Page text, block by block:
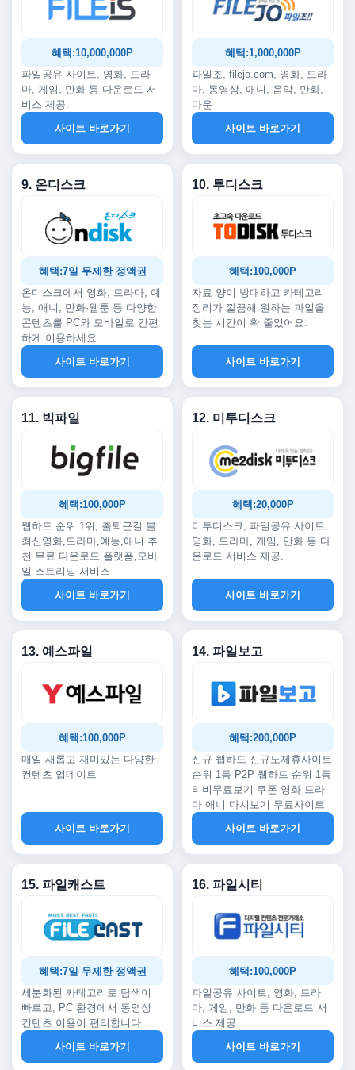
혜택:10,000,000P
파일공유 사이트, 영화, 드라
마, 게임, 만화 등 다운로드 서
비스 제공.
사이트 바로가기
혜택:1,000,000P
파일조, filejo.com, 영화, 드라
마, 동영상, 애니, 음악, 만화,
다운
사이트 바로가기
9. 온디스크
혜택:7일 무제한 정액권
온디스크에서 영화, 드라마, 예
능, 애니, 만화·웹툰 등 다양한
콘텐츠를 PC와 모바일로 간편
하게 이용하세요.
사이트 바로가기
10. 투디스크
혜택:100,000P
자료 양이 방대하고 카테고리
정리가 깔끔해 원하는 파일을
찾는 시간이 확 줄었어요.
사이트 바로가기
11. 빅파일
혜택:100,000P
웹하드 순위 1위, 출퇴근길 볼
최신영화,드라마,예능,애니 추
천 무료 다운로드 플랫폼,모바
일 스트리밍 서비스
사이트 바로가기
12. 미투디스크
혜택:20,000P
미투디스크, 파일공유 사이트,
영화, 드라마, 게임, 만화 등 다
운로드 서비스 제공.
사이트 바로가기
13. 예스파일
혜택:100,000P
매일 새롭고 재미있는 다양한
컨텐츠 업데이트
사이트 바로가기
14. 파일보고
혜택:200,000P
신규 웹하드 신규노제휴사이트
순위 1등 P2P 웹하드 순위 1등
티비무료보기 쿠폰 영화 드라
마 애니 다시보기 무료사이트
사이트 바로가기
15. 파일캐스트
혜택:7일 무제한 정액권
세분화된 카테고리로 탐색이
빠르고, PC 환경에서 동영상
컨텐츠 이용이 편리합니다.
사이트 바로가기
16. 파일시티
혜택:100,000P
파일공유 사이트, 영화, 드라
마, 게임, 만화 등 다운로드 서
비스 제공
사이트 바로가기